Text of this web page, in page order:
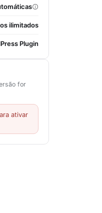
ilimitados
Plugin
for
ativar